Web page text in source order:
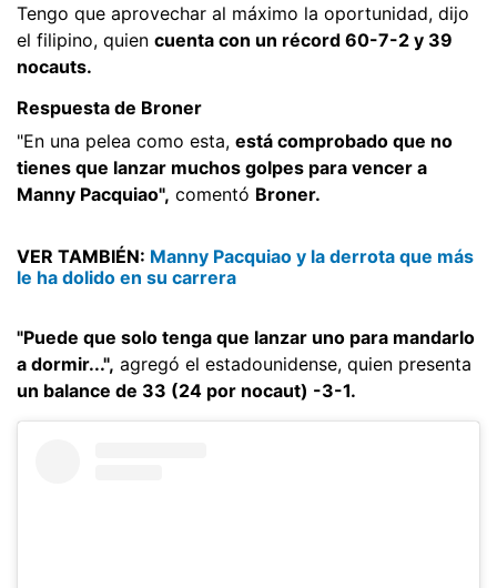
Tengo que aprovechar al máximo la oportunidad, dijo
el filipino, quien cuenta con un récord 60-7-2 y 39
nocauts.
Respuesta de Broner
"En una pelea como esta, está comprobado que no
tienes que lanzar muchos golpes para vencer a
Manny Pacquiao", comentó Broner.
VER TAMBIÉN: Manny Pacquiao y la derrota que más
le ha dolido en su carrera
"Puede que solo tenga que lanzar uno para mandarlo
a dormir...", agregó el estadounidense, quien presenta
un balance de 33 (24 por nocaut) -3-1.